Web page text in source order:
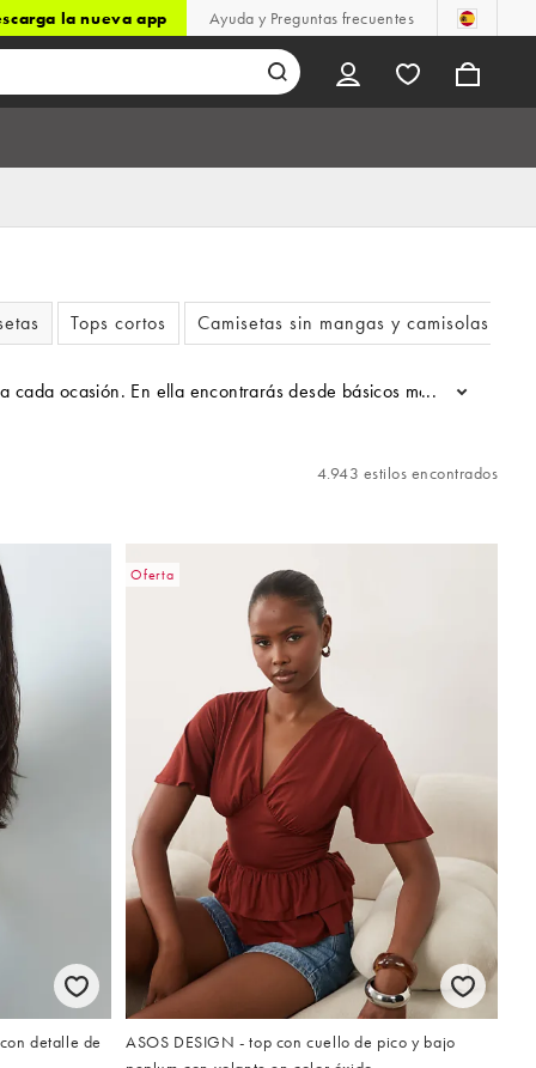
la nueva app Ayuda y Preguntas frecuentes
Tops cortos Camisetas sin mangas y camisolas
ocasión. En ella encontrarás desde básicos más
...
4.943 estilos encontrados
detalle de
Oferta
ASOS DESIGN - top con cuello de pico y bajo